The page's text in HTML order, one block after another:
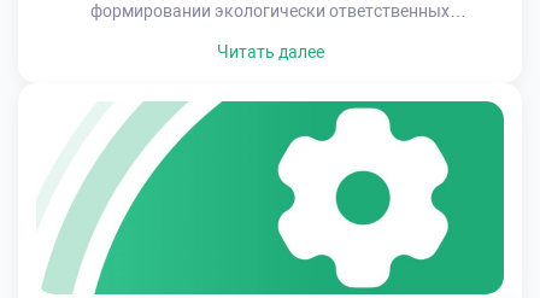
формировании экологически ответственных
выпускники могли внедрять энергоэффективные
технологий на окружающую среду. Устойчивое развитие
требует нового подхода к подготовке специалистов.
Профессионалы должны не только обладать
техническими знаниями, но и пониманием экологических
аспектов своей деятельности. Это […]
Читать далее